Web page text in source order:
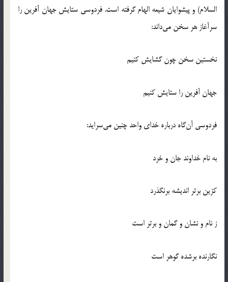
السلام) و پيشوايان شيعه الهام گرفته است. فردوسي ستايش جهان آفرين را
سرآغاز هر سخن مي‌داند:
نخستين سخن چون گشايش كنيم
جهان آفرين را ستايش كنيم
فردوسي آن‌گاه درباره خداي واحد چنين مي‌سرايد:
به نام خداوند جان و خرد
كزين برتر انديشه برنگذرد
ز نام و نشان و گمان و برتر است
نگارنده برشده گوهر است